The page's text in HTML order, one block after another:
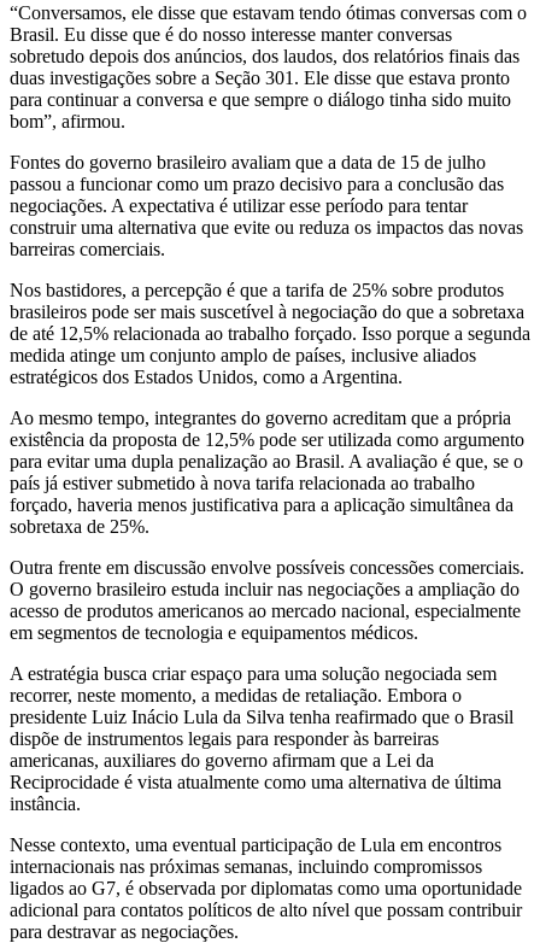
“Conversamos, ele disse que estavam tendo ótimas conversas com o
Brasil. Eu disse que é do nosso interesse manter conversas
sobretudo depois dos anúncios, dos laudos, dos relatórios finais das
duas investigações sobre a Seção 301. Ele disse que estava pronto
para continuar a conversa e que sempre o diálogo tinha sido muito
bom”, afirmou.
Fontes do governo brasileiro avaliam que a data de 15 de julho
passou a funcionar como um prazo decisivo para a conclusão das
negociações. A expectativa é utilizar esse período para tentar
construir uma alternativa que evite ou reduza os impactos das novas
barreiras comerciais.
Nos bastidores, a percepção é que a tarifa de 25% sobre produtos
brasileiros pode ser mais suscetível à negociação do que a sobretaxa
de até 12,5% relacionada ao trabalho forçado. Isso porque a segunda
medida atinge um conjunto amplo de países, inclusive aliados
estratégicos dos Estados Unidos, como a Argentina.
Ao mesmo tempo, integrantes do governo acreditam que a própria
existência da proposta de 12,5% pode ser utilizada como argumento
para evitar uma dupla penalização ao Brasil. A avaliação é que, se o
país já estiver submetido à nova tarifa relacionada ao trabalho
forçado, haveria menos justificativa para a aplicação simultânea da
sobretaxa de 25%.
Outra frente em discussão envolve possíveis concessões comerciais.
O governo brasileiro estuda incluir nas negociações a ampliação do
acesso de produtos americanos ao mercado nacional, especialmente
em segmentos de tecnologia e equipamentos médicos.
A estratégia busca criar espaço para uma solução negociada sem
recorrer, neste momento, a medidas de retaliação. Embora o
presidente Luiz Inácio Lula da Silva tenha reafirmado que o Brasil
dispõe de instrumentos legais para responder às barreiras
americanas, auxiliares do governo afirmam que a Lei da
Reciprocidade é vista atualmente como uma alternativa de última
instância.
Nesse contexto, uma eventual participação de Lula em encontros
internacionais nas próximas semanas, incluindo compromissos
ligados ao G7, é observada por diplomatas como uma oportunidade
adicional para contatos políticos de alto nível que possam contribuir
para destravar as negociações.